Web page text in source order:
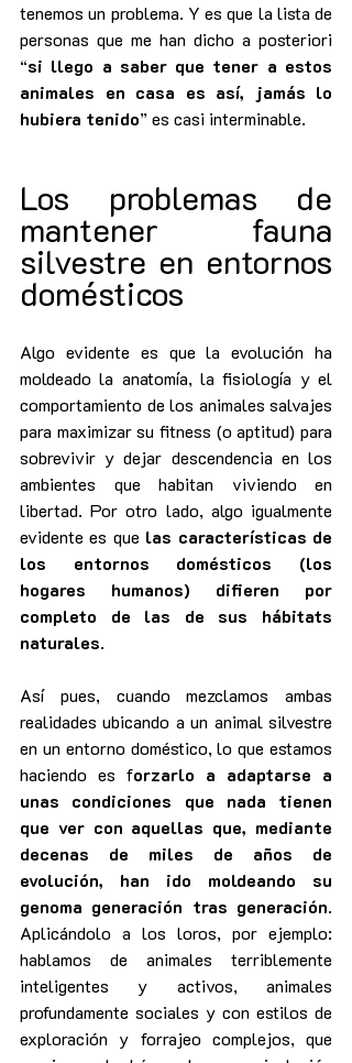
tenemos un problema. Y es que la lista de
personas que me han dicho a posteriori
“si llego a saber que tener a estos
animales en casa es así, jamás lo
hubiera tenido” es casi interminable.
Los problemas de
mantener fauna
silvestre en entornos
domésticos
Algo evidente es que la evolución ha
moldeado la anatomía, la fisiología y el
comportamiento de los animales salvajes
para maximizar su fitness (o aptitud) para
sobrevivir y dejar descendencia en los
ambientes que habitan viviendo en
libertad. Por otro lado, algo igualmente
evidente es que las características de
los entornos domésticos (los
hogares humanos) difieren por
completo de las de sus hábitats
naturales.
Así pues, cuando mezclamos ambas
realidades ubicando a un animal silvestre
en un entorno doméstico, lo que estamos
haciendo es forzarlo a adaptarse a
unas condiciones que nada tienen
que ver con aquellas que, mediante
decenas de miles de años de
evolución, han ido moldeando su
genoma generación tras generación.
Aplicándolo a los loros, por ejemplo:
hablamos de animales terriblemente
inteligentes y activos, animales
profundamente sociales y con estilos de
exploración y forrajeo complejos, que